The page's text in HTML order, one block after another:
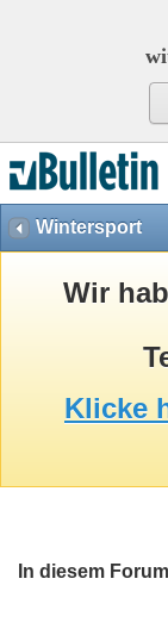
Wintersport
Wir
Klicke
In diesem
Page Time:0,08228
Templates:26